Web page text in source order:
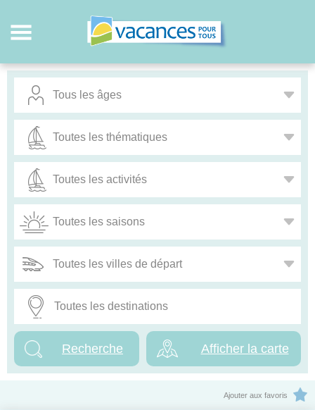
Afficher la carte
Ajouter aux favoris